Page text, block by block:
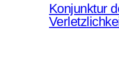
Konjunktur